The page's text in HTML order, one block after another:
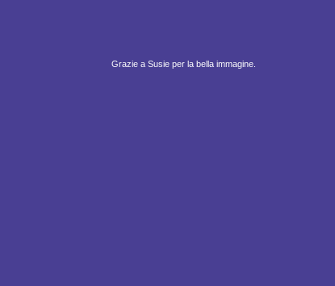
Grazie a Susie per la bella immagine.